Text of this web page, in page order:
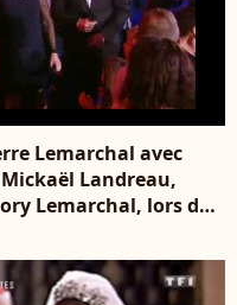
Lemarchal avec
Landreau,
Lemarchal, lors de
l'histoire
de Paris et sur